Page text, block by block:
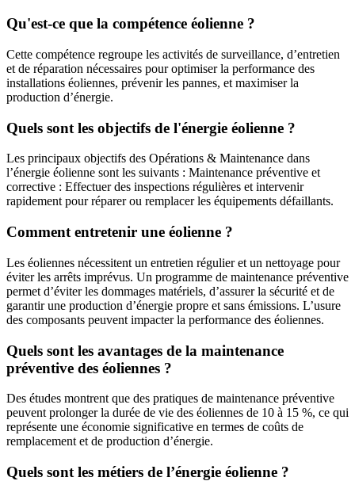
Qu'est-ce que la compétence éolienne ?
Cette compétence regroupe les activités de surveillance, d’entretien
et de réparation nécessaires pour optimiser la performance des
installations éoliennes, prévenir les pannes, et maximiser la
production d’énergie.
Quels sont les objectifs de l'énergie éolienne ?
Les principaux objectifs des Opérations & Maintenance dans
l’énergie éolienne sont les suivants : Maintenance préventive et
corrective : Effectuer des inspections régulières et intervenir
rapidement pour réparer ou remplacer les équipements défaillants.
Comment entretenir une éolienne ?
Les éoliennes nécessitent un entretien régulier et un nettoyage pour
éviter les arrêts imprévus. Un programme de maintenance préventive
permet d’éviter les dommages matériels, d’assurer la sécurité et de
garantir une production d’énergie propre et sans émissions. L’usure
des composants peuvent impacter la performance des éoliennes.
Quels sont les avantages de la maintenance
préventive des éoliennes ?
Des études montrent que des pratiques de maintenance préventive
peuvent prolonger la durée de vie des éoliennes de 10 à 15 %, ce qui
représente une économie significative en termes de coûts de
remplacement et de production d’énergie.
Quels sont les métiers de l’énergie éolienne ?